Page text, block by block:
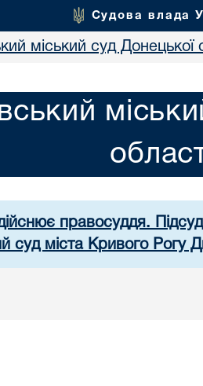
Судова влада
міський суд Донецької
правосуддя.
суд міста Кривого Рогу